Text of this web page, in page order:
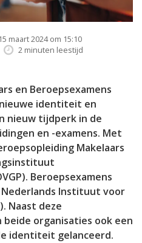
15 maart 2024 om 15:10
2 minuten leestijd
en Beroepsexamens
identiteit en
nieuw tijdperk in de
en -examens. Met
Makelaars
Beroepsexamens
Instituut voor
Naast deze
organisaties ook een
identiteit gelanceerd.